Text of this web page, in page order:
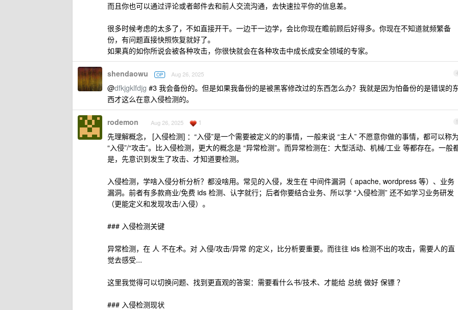
而且你也可以通过评论或者邮件去和前人交流沟通，去快速拉平你的信息差。
很多时候考虑的太多了，不如直接开干。一边干一边学，会比你现在瞻前顾后好得多。你现在不知道就频繁备
份，有问题直接快照恢复就好了。
如果真的如你所说会被各种攻击，你很快就会在各种攻击中成长成安全领域的专家。
4
shendaowu OP Aug 26, 2025
@dfkjgklfdjg #3 我会备份的。但是如果我备份的是被黑客修改过的东西怎么办？我就是因为怕备份的是错误的
西才这么在意入侵检测的。
5
rodemon Aug 26, 2025 1
先理解概念， [入侵检测] ：“入侵”是一个需要被定义的的事情，一般来说 “主人” 不愿意你做的事情，都可以称
“入侵”/“攻击”。比入侵检测，更大的概念是 “异常检测”。而异常检测在：大型活动、机械/工业 等都存在。一般
是，先意识到发生了攻击、才知道要检测。
入侵检测，学啥入侵分析分析？都没啥用。常见的入侵，发生在 中间件漏洞（ apache, wordpress 等）、业务
漏洞。前者有多款商业/免费 ids 检测、认字就行；后者你要结合业务、所以学 “入侵检测” 还不如学习业务研发
（更能定义和发现攻击/入侵）。
### 入侵检测关键
异常检测，在 人 不在术。对 入侵/攻击/异常 的定义，比分析要重要。而往往 ids 检测不出的攻击，需要人的直
觉去感受...
这里我觉得可以切换问题、找到更直观的答案：需要看什么书/技术、才能给 总统 做好 保镖 ？
### 入侵检测现状